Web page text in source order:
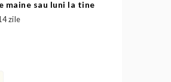
maine sau luni la tine
zile